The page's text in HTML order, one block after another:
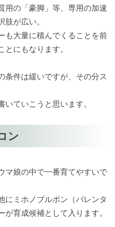
用の「豪脚」等、専用の加速
が広い。
も大量に積んでくることを前
にもなります。
条件は緩いですが、その分ス
ていこうと思います。
ン
マ娘の中で一番育てやすいで
にミホノブルボン（バレンタ
育成候補として入ります。